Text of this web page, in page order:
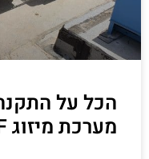
הכל על
מערכת מיזוג VRF